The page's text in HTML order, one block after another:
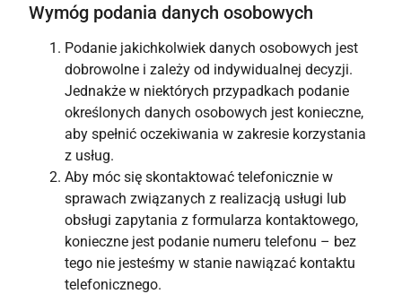
Wymóg podania danych osobowych
Podanie jakichkolwiek danych osobowych jest
dobrowolne i zależy od indywidualnej decyzji.
Jednakże w niektórych przypadkach podanie
określonych danych osobowych jest konieczne,
aby spełnić oczekiwania w zakresie korzystania
z usług.
Aby móc się skontaktować telefonicznie w
sprawach związanych z realizacją usługi lub
obsługi zapytania z formularza kontaktowego,
konieczne jest podanie numeru telefonu – bez
tego nie jesteśmy w stanie nawiązać kontaktu
telefonicznego.